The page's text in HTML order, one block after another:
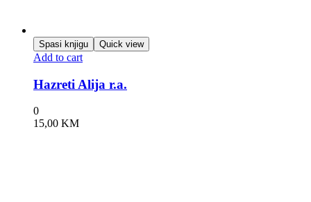
Spasi knjigu Quick view
Add to cart
Hazreti Alija r.a.
0
15,00 KM